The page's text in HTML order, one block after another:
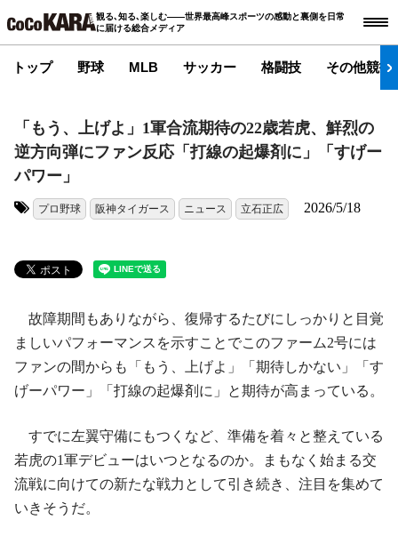
観る､知る､楽しむ――世界最高峰スポーツの感動と裏側を日常
に届ける総合メディア
トップ 野球 MLB サッカー 格闘技 その他競技
「もう、上げよ」1軍合流期待の22歳若虎、鮮烈の
逆方向弾にファン反応「打線の起爆剤に」「すげー
パワー」
プロ野球 阪神タイガース ニュース 立石正広 2026/5/18
故障期間もありながら、復帰するたびにしっかりと目覚
ましいパフォーマンスを示すことでこのファーム2号には
ファンの間からも「もう、上げよ」「期待しかない」「す
げーパワー」「打線の起爆剤に」と期待が高まっている。
すでに左翼守備にもつくなど、準備を着々と整えている
若虎の1軍デビューはいつとなるのか。まもなく始まる交
流戦に向けての新たな戦力として引き続き、注目を集めて
いきそうだ。